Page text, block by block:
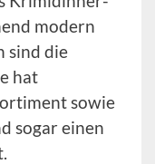
modern
sind die
hat
sowie
sogar einen